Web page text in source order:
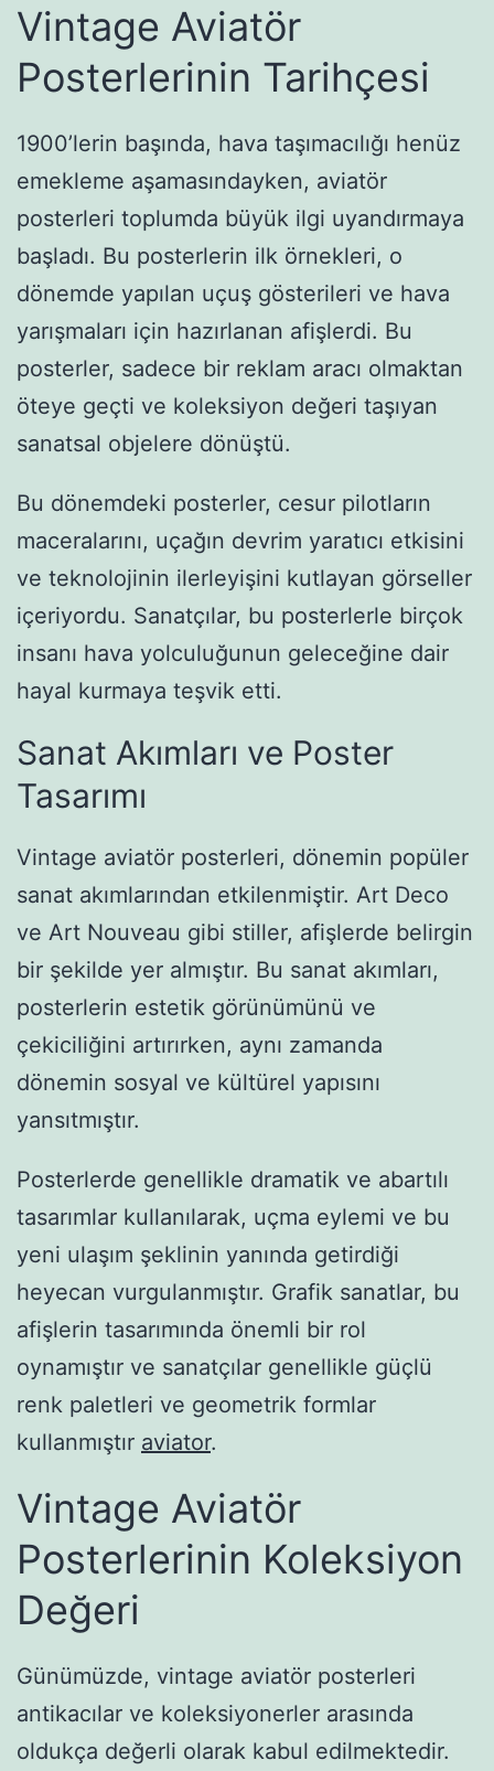
Vintage Aviatör
Posterlerinin Tarihçesi
1900’lerin başında, hava taşımacılığı henüz
emekleme aşamasındayken, aviatör
posterleri toplumda büyük ilgi uyandırmaya
başladı. Bu posterlerin ilk örnekleri, o
dönemde yapılan uçuş gösterileri ve hava
yarışmaları için hazırlanan afişlerdi. Bu
posterler, sadece bir reklam aracı olmaktan
öteye geçti ve koleksiyon değeri taşıyan
sanatsal objelere dönüştü.
Bu dönemdeki posterler, cesur pilotların
maceralarını, uçağın devrim yaratıcı etkisini
ve teknolojinin ilerleyişini kutlayan görseller
içeriyordu. Sanatçılar, bu posterlerle birçok
insanı hava yolculuğunun geleceğine dair
hayal kurmaya teşvik etti.
Sanat Akımları ve Poster
Tasarımı
Vintage aviatör posterleri, dönemin popüler
sanat akımlarından etkilenmiştir. Art Deco
ve Art Nouveau gibi stiller, afişlerde belirgin
bir şekilde yer almıştır. Bu sanat akımları,
posterlerin estetik görünümünü ve
çekiciliğini artırırken, aynı zamanda
dönemin sosyal ve kültürel yapısını
yansıtmıştır.
Posterlerde genellikle dramatik ve abartılı
tasarımlar kullanılarak, uçma eylemi ve bu
yeni ulaşım şeklinin yanında getirdiği
heyecan vurgulanmıştır. Grafik sanatlar, bu
afişlerin tasarımında önemli bir rol
oynamıştır ve sanatçılar genellikle güçlü
renk paletleri ve geometrik formlar
kullanmıştır aviator.
Vintage Aviatör
Posterlerinin Koleksiyon
Değeri
Günümüzde, vintage aviatör posterleri
antikacılar ve koleksiyonerler arasında
oldukça değerli olarak kabul edilmektedir.